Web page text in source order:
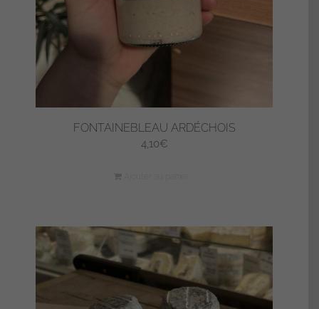
FONTAINEBLEAU ARDÉCHOIS
4,10€